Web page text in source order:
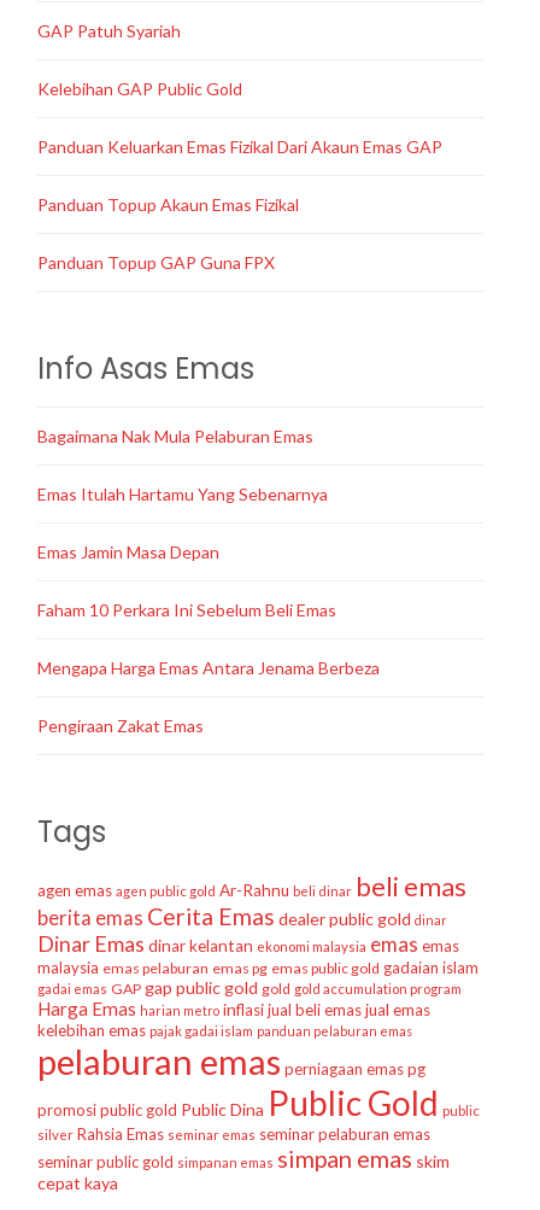
GAP Patuh Syariah
Kelebihan GAP Public Gold
Panduan Keluarkan Emas Fizikal Dari Akaun Emas GAP
Panduan Topup Akaun Emas Fizikal
Panduan Topup GAP Guna FPX
Info Asas Emas
Bagaimana Nak Mula Pelaburan Emas
Emas Itulah Hartamu Yang Sebenarnya
Emas Jamin Masa Depan
Faham 10 Perkara Ini Sebelum Beli Emas
Mengapa Harga Emas Antara Jenama Berbeza
Pengiraan Zakat Emas
Tags
agen emas agen public gold Ar-Rahnu beli dinar beli emas
berita emas Cerita Emas dealer public gold dinar
Dinar Emas dinar kelantan ekonomi malaysia emas emas
malaysia emas pelaburan emas pg emas public gold gadaian islam
gadai emas GAP gap public gold gold gold accumulation program
Harga Emas harian metro inflasijual beli emasjual emas
kelebihan emas pajak gadai islam panduan pelaburan emas
pelaburan emas perniagaan emaspg
promosi public gold Public Dina Public Gold public
silver Rahsia Emas seminar emas seminar pelaburan emas
seminar public gold simpanan emas simpan emas skim
cepat kaya